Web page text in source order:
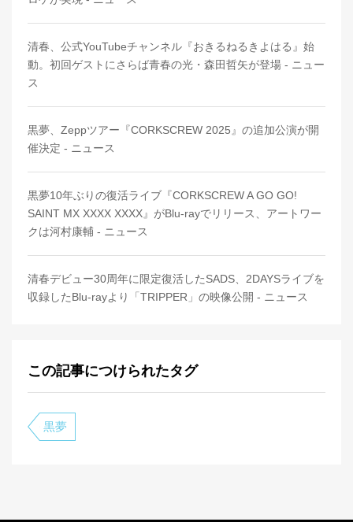
清春、公式YouTubeチャンネル『おきるねるきよはる』始
動。初回ゲストにさらば青春の光・森田哲矢が登場 - ニュー
ス
黒夢、Zeppツアー『CORKSCREW 2025』の追加公演が開
催決定 - ニュース
黒夢10年ぶりの復活ライブ『CORKSCREW A GO GO!
SAINT MX XXXX XXXX』がBlu-rayでリリース、アートワー
クは河村康輔 - ニュース
清春デビュー30周年に限定復活したSADS、2DAYSライブを
収録したBlu-rayより「TRIPPER」の映像公開 - ニュース
この記事につけられたタグ
黒夢